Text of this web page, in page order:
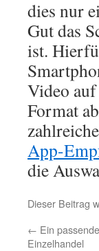
dies nur
Gut das
ist.
Video
Format
App-
die
Dieser Beitrag
← Ein
Einzelhandel